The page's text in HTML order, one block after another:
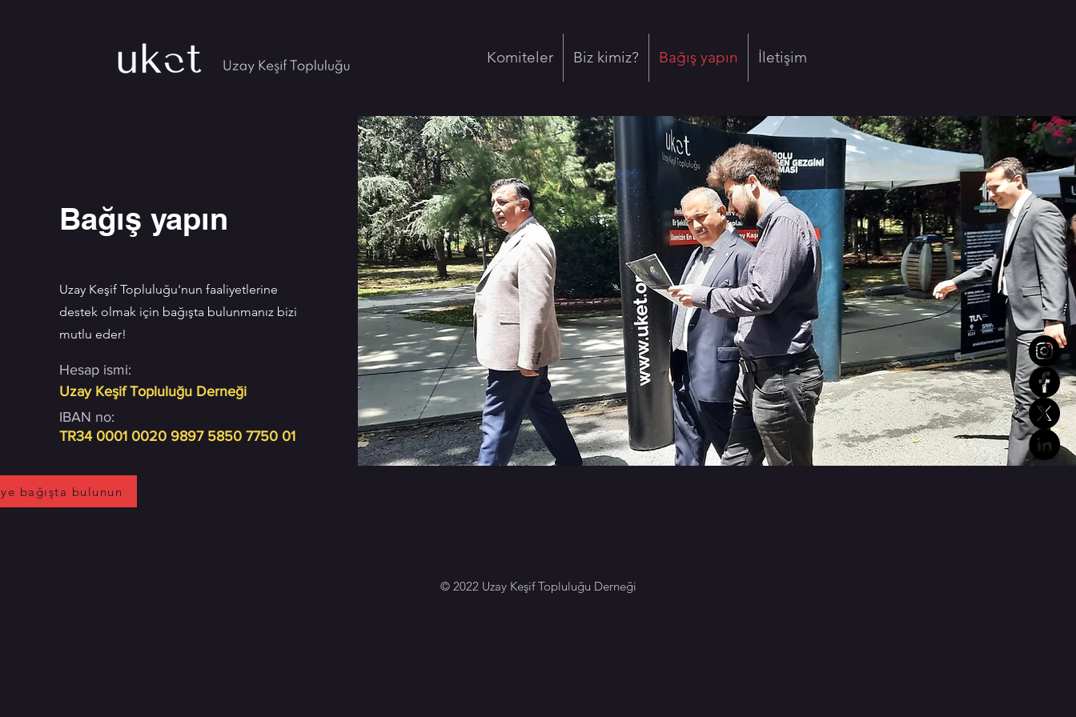
Komiteler Biz kimiz? Bağış yapın İletişim
Bağış yapın
Uzay Keşif Topluluğu'nun faaliyetlerine
destek olmak için bağışta bulunmanız bizi
mutlu eder!
Hesap ismi:
Uzay Keşif Topluluğu Derneği
IBAN no:
TR34 0001 0020 9897 5850 7750 01
bağışta bulunun
© 2022 Uzay Keşif Topluluğu Derneği